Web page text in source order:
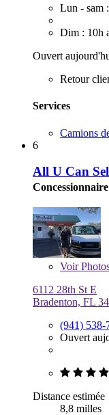
Lun - sam
Dim : 10h
Ouvert
Retour
Services
Camions
6
All U Can
Voir
6112 28th St E
Bradenton, FL
(941) 538-
Ouvert
Distance estimée
8,8 milles